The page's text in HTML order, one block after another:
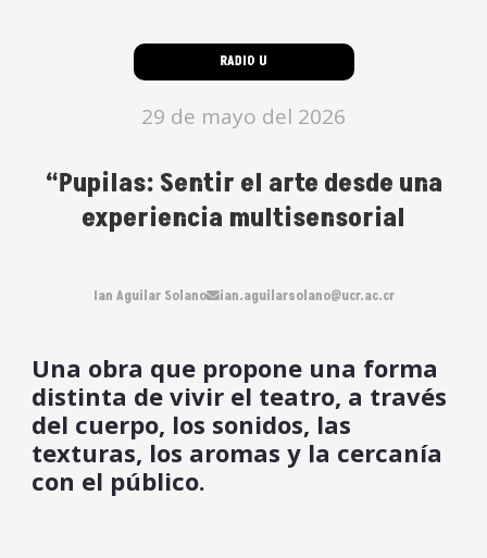
RADIO U
29 de mayo del 2026
“Pupilas: Sentir el arte desde una
experiencia multisensorial
Ian Aguilar Solano ian.aguilarsolano@ucr.ac.cr
Una obra que propone una forma
distinta de vivir el teatro, a través
del cuerpo, los sonidos, las
texturas, los aromas y la cercanía
con el público.